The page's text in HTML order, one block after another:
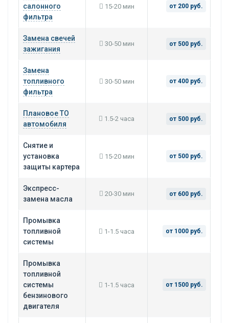
салонного
фильтра
15-20 мин от 200 руб.
Замена свечей
зажигания
30-50 мин от 500 руб.
Замена
топливного
фильтра
30-50 мин от 400 руб.
Плановое ТО
автомобиля
1.5-2 часа от 500 руб.
Снятие и
установка
защиты картера
15-20 мин от 500 руб.
Экспресс-
замена масла
20-30 мин от 600 руб.
Промывка
топливной
системы
1-1.5 часа от 1000 руб.
Промывка
топливной
системы
бензинового
двигателя
1-1.5 часа от 1500 руб.